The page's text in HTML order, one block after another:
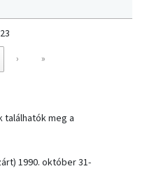
› »
találhatók meg a
1990. október 31-